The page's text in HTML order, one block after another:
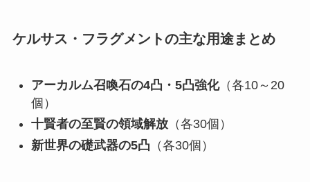
ケルサス・フラグメントの主な用途まとめ
アーカルム召喚石の4凸・5凸強化（各10～20
個）
十賢者の至賢の領域解放（各30個）
新世界の礎武器の5凸 （各30個）